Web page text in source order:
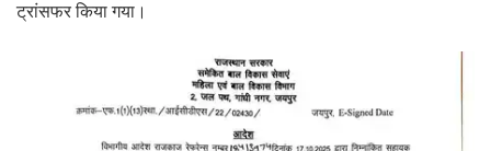
ट्रांसफर किया गया।